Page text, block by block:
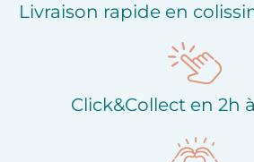
Livraison rapide en
Click&Collect en 2h